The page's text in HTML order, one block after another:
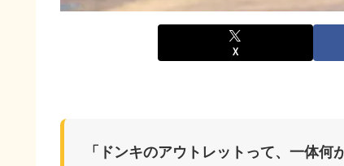
X
「ドンキのアウトレットって、一体何